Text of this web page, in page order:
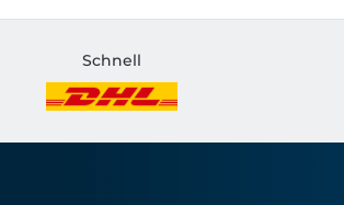
Schnell